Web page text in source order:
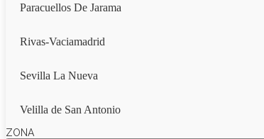
Paracuellos De Jarama
Rivas-Vaciamadrid
Sevilla La Nueva
Velilla de San Antonio
ZONA